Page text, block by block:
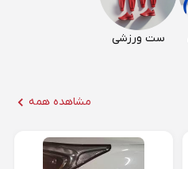
ست ورزشی
مشاهده همه